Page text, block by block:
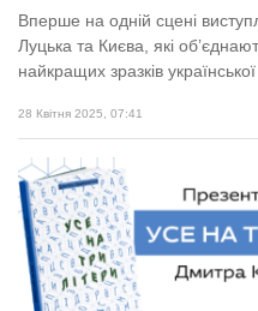
Вперше на одній сцені
Луцька та Києва, які
найкращих зразків
28 Квітня 2025, 07:41